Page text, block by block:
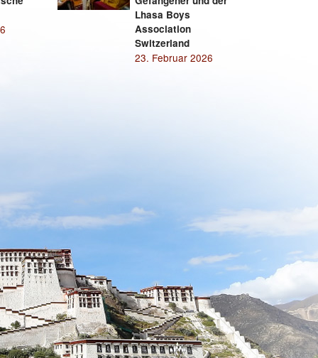
Lhasa Boys
Association
Switzerland
23. Februar 2026